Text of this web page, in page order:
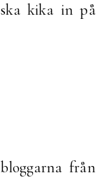
kika in på
från